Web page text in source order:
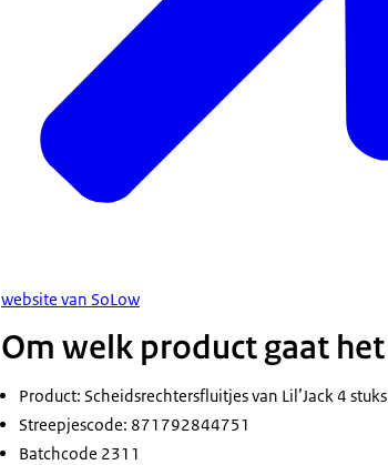
website van SoLow
Om welk product gaat het
Product: Scheidsrechtersfluitjes van Lil’Jack 4 stuks
Streepjescode: 871792844751
Batchcode 2311